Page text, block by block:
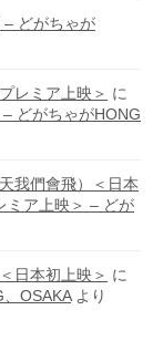
– どがちゃが
レミア上映＞ に
どがちゃがHONG
我們會飛）＜日本
ミア上映＞ – どが
日本初上映＞ に
OSAKAより